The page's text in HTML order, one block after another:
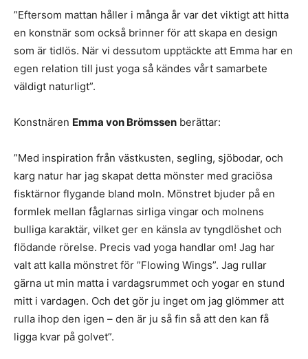
”Eftersom mattan håller i många år var det viktigt att hitta
en konstnär som också brinner för att skapa en design
som är tidlös. När vi dessutom upptäckte att Emma har en
egen relation till just yoga så kändes vårt samarbete
väldigt naturligt”.
Konstnären Emma von Brömssen berättar:
”Med inspiration från västkusten, segling, sjöbodar, och
karg natur har jag skapat detta mönster med graciösa
fisktärnor flygande bland moln. Mönstret bjuder på en
formlek mellan fåglarnas sirliga vingar och molnens
bulliga karaktär, vilket ger en känsla av tyngdlöshet och
flödande rörelse. Precis vad yoga handlar om! Jag har
valt att kalla mönstret för ”Flowing Wings”. Jag rullar
gärna ut min matta i vardagsrummet och yogar en stund
mitt i vardagen. Och det gör ju inget om jag glömmer att
rulla ihop den igen – den är ju så fin så att den kan få
ligga kvar på golvet”.